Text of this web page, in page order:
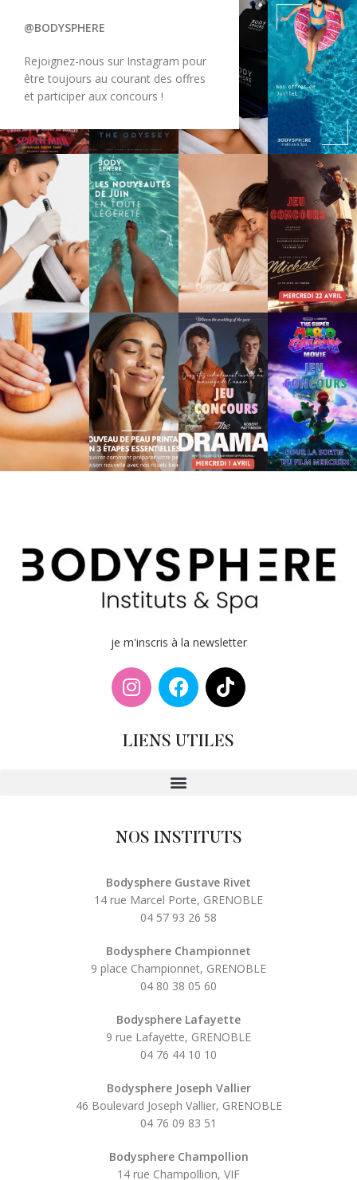
@BODYSPHERE
Rejoignez-nous sur Instagram pour
être toujours au courant des offres
et participer aux concours !
je m'inscris à la newsletter
LIENS UTILES
NOS INSTITUTS
Bodysphere Gustave Rivet
14 rue Marcel Porte, GRENOBLE
04 57 93 26 58
Bodysphere Championnet
9 place Championnet, GRENOBLE
04 80 38 05 60
Bodysphere Lafayette
9 rue Lafayette, GRENOBLE
04 76 44 10 10
Bodysphere Joseph Vallier
46 Boulevard Joseph Vallier, GRENOBLE
04 76 09 83 51
Bodysphere Champollion
14 rue Champollion, VIF